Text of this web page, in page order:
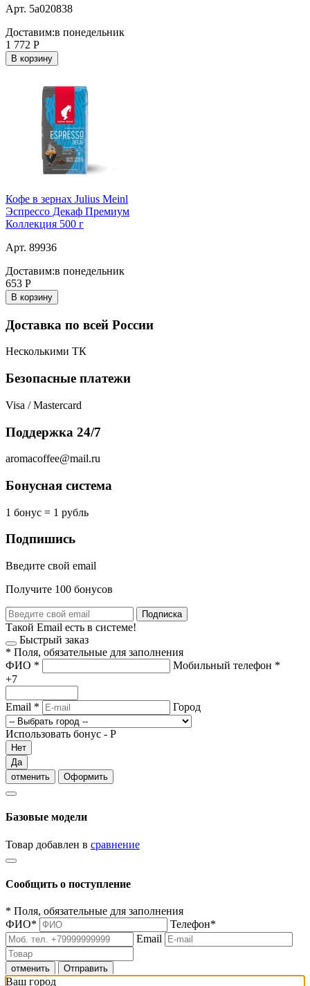
Арт. 5a020838
Доставим:в понедельник
1 772 Р
В корзину
Кофе в зернах Julius Meinl
Эспрессо Декаф Премиум
Коллекция 500 г
Арт. 89936
Доставим:в понедельник
653 Р
В корзину
Доставка по всей России
Несколькими ТК
Безопасные платежи
Visa / Mastercard
Поддержка 24/7
aromacoffee@mail.ru
Бонусная система
1 бонус = 1 рубль
Подпишись
Введите свой email
Получите 100 бонусов
Подписка
Такой Email есть в системе!
Быстрый заказ
* Поля, обязательные для заполнения
ФИО * Мобильный телефон *
+7
Email * Город
Использовать бонус - Р
Нет
Да
отменить
Оформить
Базовые модели
Товар добавлен в сравнение
Сообщить о поступление
* Поля, обязательные для заполнения
ФИО* Телефон*
Email
отменить Отправить
Ваш город